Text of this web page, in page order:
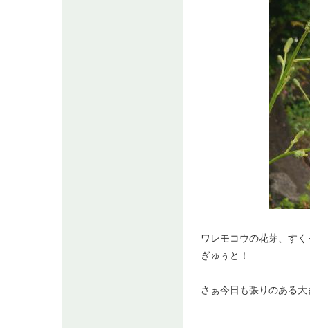
ワレモコウの花芽、す
ぎゅぅと！
さぁ今日も張りのある